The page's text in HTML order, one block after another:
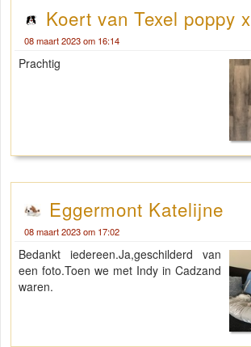
Koert van Texel poppy x
08 maart 2023 om 16:14
Prachtig
Eggermont Katelijne
08 maart 2023 om 17:02
Bedankt iedereen.Ja,geschilderd van
een foto.Toen we met Indy in Cadzand
waren.